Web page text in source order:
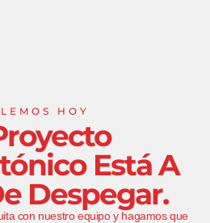
HOY
Está A
Despegar.
con nuestro equipo y hagamos que